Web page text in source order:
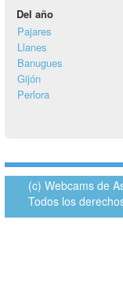
Del año
Pajares
Llanes
Banugues
Gijón
Perlora
(c) Webcams de
Todos los